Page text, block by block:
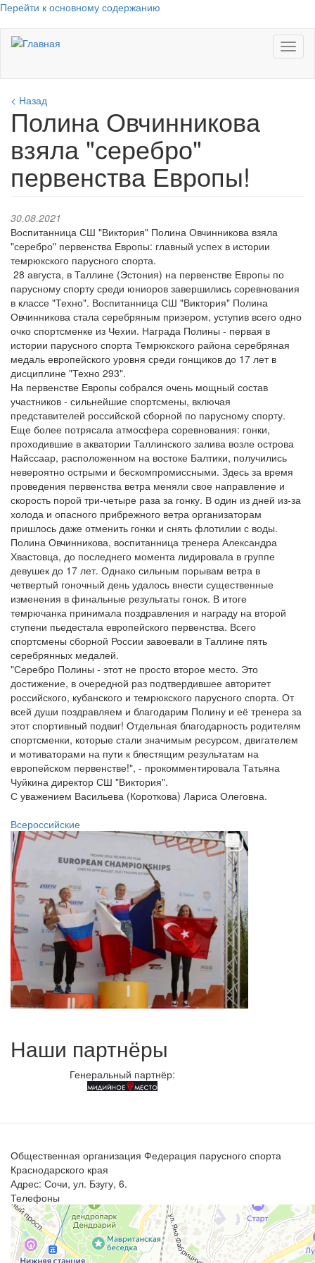
Перейти к основному содержанию
< Назад
Полина Овчинникова
взяла "серебро"
первенства Европы!
30.08.2021
Воспитанница СШ "Виктория" Полина Овчинникова взяла
"серебро" первенства Европы: главный успех в истории
темрюкского парусного спорта.
28 августа, в Таллине (Эстония) на первенстве Европы по
парусному спорту среди юниоров завершились соревнования
в классе "Техно". Воспитанница СШ "Виктория" Полина
Овчинникова стала серебряным призером, уступив всего одно
очко спортсменке из Чехии. Награда Полины - первая в
истории парусного спорта Темрюкского района серебряная
медаль европейского уровня среди гонщиков до 17 лет в
дисциплине "Техно 293".
На первенстве Европы собрался очень мощный состав
участников - сильнейшие спортсмены, включая
представителей российской сборной по парусному спорту.
Еще более потрясала атмосфера соревнования: гонки,
проходившие в акватории Таллинского залива возле острова
Найссаар, расположенном на востоке Балтики, получились
невероятно острыми и бескомпромиссными. Здесь за время
проведения первенства ветра меняли свое направление и
скорость порой три-четыре раза за гонку. В один из дней из-за
холода и опасного прибрежного ветра организаторам
пришлось даже отменить гонки и снять флотилии с воды.
Полина Овчинникова, воспитанница тренера Александра
Хвастовца, до последнего момента лидировала в группе
девушек до 17 лет. Однако сильным порывам ветра в
четвертый гоночный день удалось внести существенные
изменения в финальные результаты гонок. В итоге
темрючанка принимала поздравления и награду на второй
ступени пьедестала европейского первенства. Всего
спортсмены сборной России завоевали в Таллине пять
серебрянных медалей.
"Серебро Полины - этот не просто второе место. Это
достижение, в очередной раз подтвердившее авторитет
российского, кубанского и темрюкского парусного спорта. От
всей души поздравляем и благодарим Полину и её тренера за
этот спортивный подвиг! Отдельная благодарность родителям
спортсменки, которые стали значимым ресурсом, двигателем
и мотиваторами на пути к блестящим результатам на
европейском первенстве!", - прокомментировала Татьяна
Чуйкина директор СШ "Виктория".
С уважением Васильева (Короткова) Лариса Олеговна.
Всероссийские
Наши партнёры
Генеральный партнёр:
Общественная организация Федерация парусного спорта
Краснодарского края
Адрес: Сочи, ул. Бзугу, 6.
Телефоны